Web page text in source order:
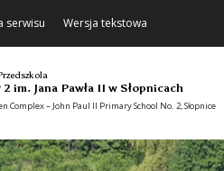
serwisu Wersja tekstowa
im. Jana Pawła II w Słopnicach
Complex – John Paul II Primary School No. 2, Słopnice